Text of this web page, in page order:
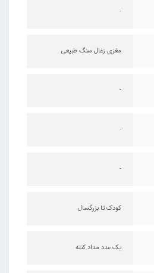
-
مغزی زغال سنگ طبیعی
-
-
-
کودک تا بزرگسال
یک عدد مداد کنته